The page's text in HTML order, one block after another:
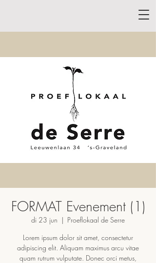
FORMAT Evenement (1)
di 23 jun
  |
Proeflokaal de Serre
Lorem ipsum dolor sit amet, consectetur
adipiscing elit. Aliquam maximus arcu vitae
quam rutrum vulputate. Donec orci metus,